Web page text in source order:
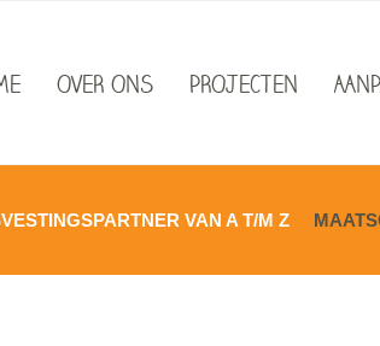
OVER ONS PROJECTEN
VAN A T/M Z